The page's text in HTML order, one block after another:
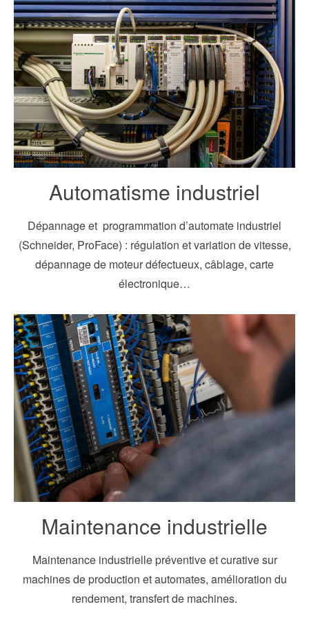
Automatisme industriel
Dépannage et programmation d’automate industriel
(Schneider, ProFace) : régulation et variation de vitesse,
dépannage de moteur défectueux, câblage, carte
électronique…
Maintenance industrielle
Maintenance industrielle préventive et curative sur
machines de production et automates, amélioration du
rendement, transfert de machines.